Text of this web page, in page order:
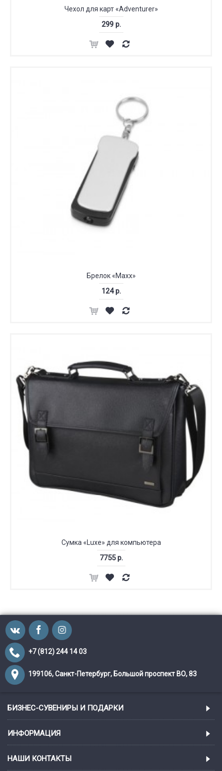
Чехол для карт «Adventurer»
299 р.
Брелок «Maxx»
124 р.
Сумка «Luxe» для компьютера
7755 р.
+7 (812) 244 14 03
199106, Санкт-Петербург, Большой проспект ВО, 83
БИЗНЕС-СУВЕНИРЫ И ПОДАРКИ
ИНФОРМАЦИЯ
НАШИ КОНТАКТЫ